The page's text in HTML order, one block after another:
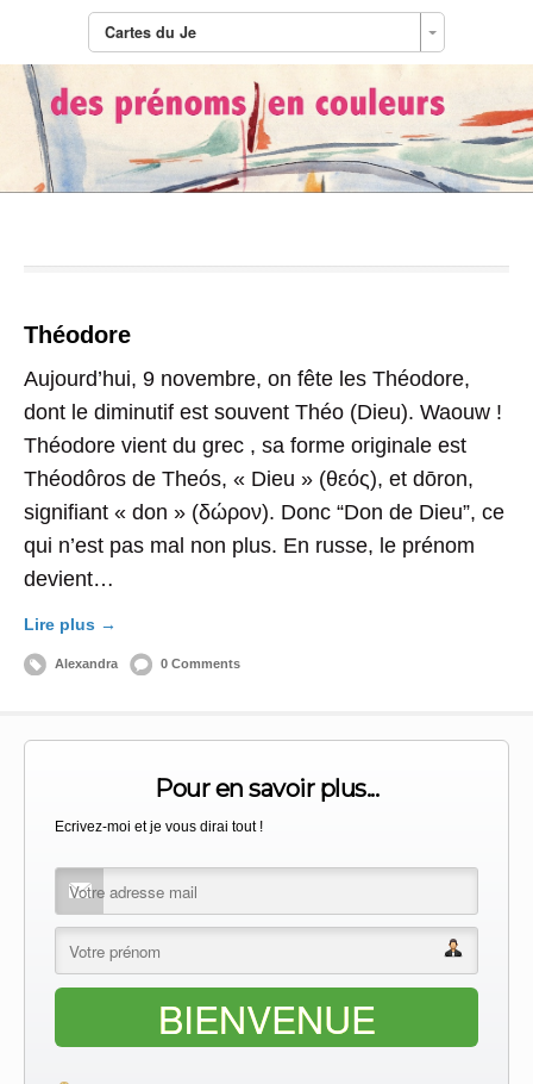
Cartes du Je
Théodore
Aujourd’hui, 9 novembre, on fête les Théodore,
dont le diminutif est souvent Théo (Dieu). Waouw !
Théodore vient du grec , sa forme originale est
Théodôros de Theós, « Dieu » (θεός), et dōron,
signifiant « don » (δώρον). Donc “Don de Dieu”, ce
qui n’est pas mal non plus. En russe, le prénom
devient…
Lire plus →
Alexandra 0 Comments
Pour en savoir plus...
Ecrivez-moi et je vous dirai tout !
BIENVENUE